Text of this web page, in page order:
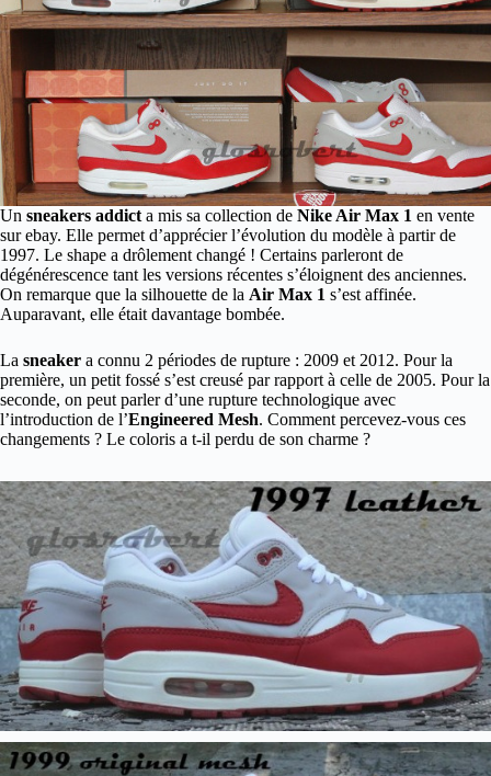
Un sneakers addict a mis sa collection de Nike Air Max 1 en vente
sur ebay. Elle permet d’apprécier l’évolution du modèle à partir de
1997. Le shape a drôlement changé ! Certains parleront de
dégénérescence tant les versions récentes s’éloignent des anciennes.
On remarque que la silhouette de la Air Max 1 s’est affinée.
Auparavant, elle était davantage bombée.
La sneaker a connu 2 périodes de rupture : 2009 et 2012. Pour la
première, un petit fossé s’est creusé par rapport à celle de 2005. Pour la
seconde, on peut parler d’une rupture technologique avec
l’introduction de l’Engineered Mesh. Comment percevez-vous ces
changements ? Le coloris a t-il perdu de son charme ?